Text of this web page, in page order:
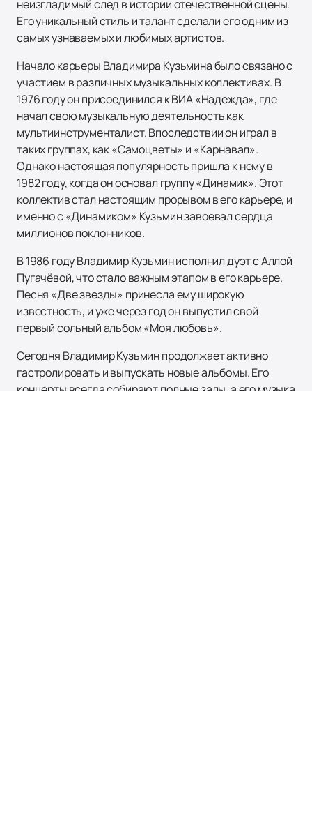
неизгладимый след в истории отечественной сцены.
Его уникальный стиль и талант сделали его одним из
самых узнаваемых и любимых артистов.
Начало карьеры Владимира Кузьмина было связано с
участием в различных музыкальных коллективах. В
1976 году он присоединился к ВИА «Надежда», где
начал свою музыкальную деятельность как
мультиинструменталист. Впоследствии он играл в
таких группах, как «Самоцветы» и «Карнавал».
Однако настоящая популярность пришла к нему в
1982 году, когда он основал группу «Динамик». Этот
коллектив стал настоящим прорывом в его карьере, и
именно с «Динамиком» Кузьмин завоевал сердца
миллионов поклонников.
В 1986 году Владимир Кузьмин исполнил дуэт с Аллой
Пугачёвой, что стало важным этапом в его карьере.
Песня «Две звезды» принесла ему широкую
известность, и уже через год он выпустил свой
первый сольный альбом «Моя любовь».
Сегодня Владимир Кузьмин продолжает активно
гастролировать и выпускать новые альбомы. Его
концерты всегда собирают полные залы, а его музыка